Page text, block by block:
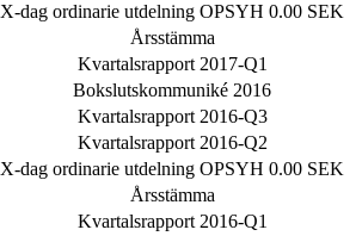
X-dag ordinarie utdelning OPSYH 0.00 SEK
Årsstämma
Kvartalsrapport 2017-Q1
Bokslutskommuniké 2016
Kvartalsrapport 2016-Q3
Kvartalsrapport 2016-Q2
X-dag ordinarie utdelning OPSYH 0.00 SEK
Årsstämma
Kvartalsrapport 2016-Q1